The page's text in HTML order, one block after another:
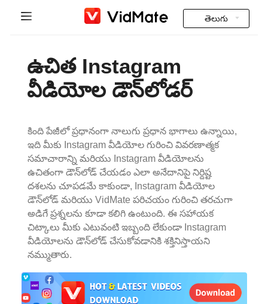
భారతీయ వీడియోలు
Instagram Downloader
YT to MP3
తెలుగు
Français
Italiano
Português
Русский
日本語
ఉచిత Instagram
వీడియోల డౌన్‌లోడర్
కింది పేజీలో ప్రధానంగా నాలుగు ప్రధాన భాగాలు ఉన్నాయి,
ఇది మీకు Instagram వీడియోల గురించి వివరణాత్మక
సమాచారాన్ని మరియు Instagram వీడియోలను
ఉచితంగా డౌన్‌లోడ్ చేయడం ఎలా అనేదానిపై నిర్దిష్ట
దశలను చూపడమే కాకుండా, Instagram వీడియోల
డౌన్‌లోడ్ మరియు VidMate పరిచయం గురించి తరచుగా
అడిగే ప్రశ్నలను కూడా కలిగి ఉంటుంది. ఈ సహాయక
చిట్కాలు మీకు ఎటువంటి ఇబ్బంది లేకుండా Instagram
వీడియోలను డౌన్‌లోడ్ చేసుకోవడానికి శక్తినిస్తాయని
నమ్ముతారు.